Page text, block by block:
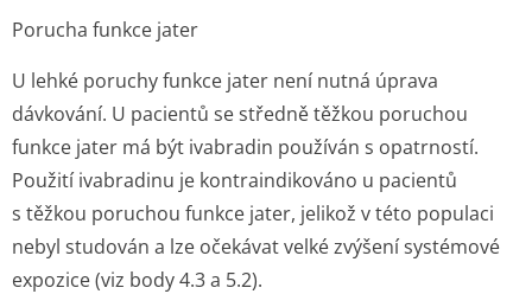
Porucha funkce jater
U lehké poruchy funkce jater není nutná úprava
dávkování. U pacientů se středně těžkou poruchou
funkce jater má být ivabradin používán s opatrností.
Použití ivabradinu je kontraindikováno u pacientů
s těžkou poruchou funkce jater, jelikož v této populaci
nebyl studován a lze očekávat velké zvýšení systémové
expozice (viz body 4.3 a 5.2).